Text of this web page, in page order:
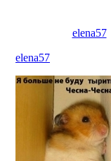
elena57
elena57